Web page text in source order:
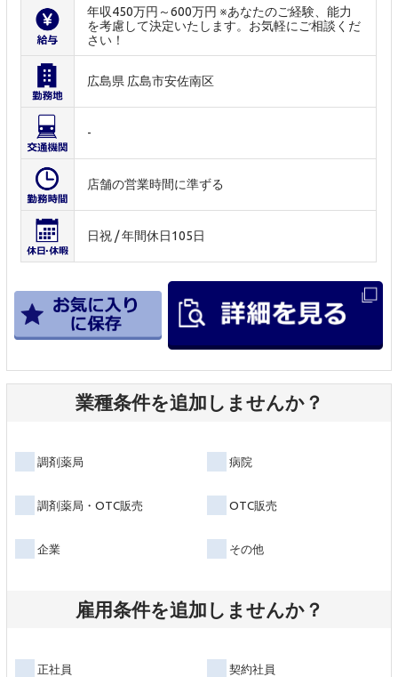
年収450万円～600万円 ※あなたのご経験、能力
を考慮して決定いたします。お気軽にご相談くだ
さい！
広島県 広島市安佐南区
-
店舗の営業時間に準ずる
日祝 / 年間休日105日
業種条件を追加しませんか？
調剤薬局 病院
調剤薬局・OTC販売 OTC販売
企業 その他
雇用条件を追加しませんか？
正社員 契約社員